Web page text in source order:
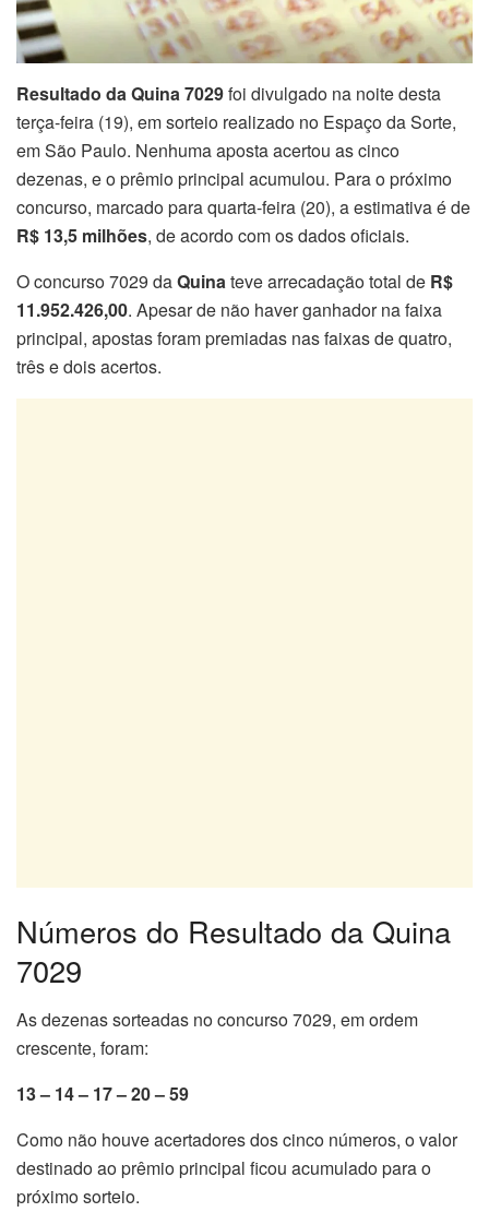
Resultado da Quina 7029foi divulgado na noite desta
terça-feira (19), em sorteio realizado no Espaço da Sorte,
em São Paulo. Nenhuma aposta acertou as cinco
dezenas, e o prêmio principal acumulou. Para o próximo
concurso, marcado para quarta-feira (20), a estimativa é de
R$ 13,5 milhões, de acordo com os dados oficiais.
O concurso 7029 daQuina teve arrecadação total de R$
11.952.426,00. Apesar de não haver ganhador na faixa
principal, apostas foram premiadas nas faixas de quatro,
três e dois acertos.
Números do Resultado da Quina
7029
As dezenas sorteadas no concurso 7029, em ordem
crescente, foram:
13 – 14 – 17 – 20 – 59
Como não houve acertadores dos cinco números, o valor
destinado ao prêmio principal ficou acumulado para o
próximo sorteio.